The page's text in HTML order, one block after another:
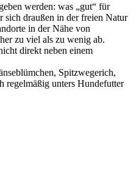
werden: was „gut“ für
sich draußen in der freien Natur
in der Nähe von
zu viel als zu wenig ab.
direkt neben einem
Spitzwegerich,
regelmäßig unters Hundefutter